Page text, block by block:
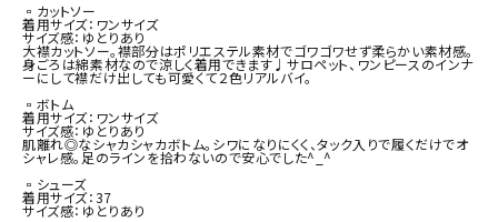
▫︎カットソー
着用サイズ：ワンサイズ
サイズ感：ゆとりあり
大襟カットソー。襟部分はポリエステル素材でゴワゴワせず柔らかい素材感。
身ごろは綿素材なので涼しく着用できます♩サロペット、ワンピースのインナ
ーにして襟だけ出しても可愛くて２色リアルバイ。
▫︎ボトム
着用サイズ：ワンサイズ
サイズ感：ゆとりあり
肌離れ◎なシャカシャカボトム。シワになりにくく、タック入りで履くだけでオ
シャレ感。足のラインを拾わないので安心でした^_^
▫︎シューズ
着用サイズ：37
サイズ感：ゆとりあり